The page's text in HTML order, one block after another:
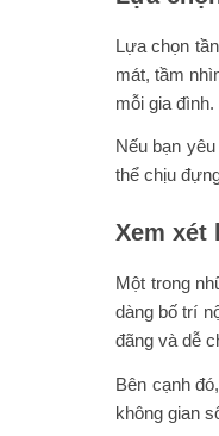
Lựa chọn
mát, tầm
mỗi gia đình.
Nếu bạn
thể chịu
Xem xét
Một trong
dàng bố trí
đãng và dễ
Bên cạnh
không gian